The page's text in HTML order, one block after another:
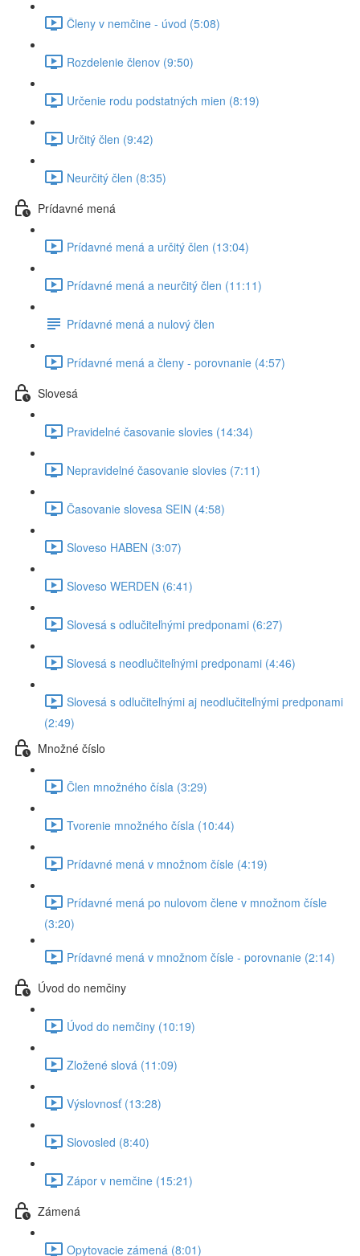
Členy v nemčine - úvod (5:08)
Rozdelenie členov (9:50)
Určenie rodu podstatných mien (8:19)
Určitý člen (9:42)
Neurčitý člen (8:35)
Prídavné mená
Prídavné mená a určitý člen (13:04)
Prídavné mená a neurčitý člen (11:11)
Prídavné mená a nulový člen
Prídavné mená a členy - porovnanie (4:57)
Slovesá
Pravidelné časovanie slovies (14:34)
Nepravidelné časovanie slovies (7:11)
Časovanie slovesa SEIN (4:58)
Sloveso HABEN (3:07)
Sloveso WERDEN (6:41)
Slovesá s odlučiteľnými predponami (6:27)
Slovesá s neodlučiteľnými predponami (4:46)
Slovesá s odlučiteľnými aj neodlučiteľnými predponami
(2:49)
Množné číslo
Člen množného čísla (3:29)
Tvorenie množného čísla (10:44)
Prídavné mená v množnom čísle (4:19)
Prídavné mená po nulovom člene v množnom čísle
(3:20)
Prídavné mená v množnom čísle - porovnanie (2:14)
Úvod do nemčiny
Úvod do nemčiny (10:19)
Zložené slová (11:09)
Výslovnosť (13:28)
Slovosled (8:40)
Zápor v nemčine (15:21)
Zámená
Opytovacie zámená (8:01)